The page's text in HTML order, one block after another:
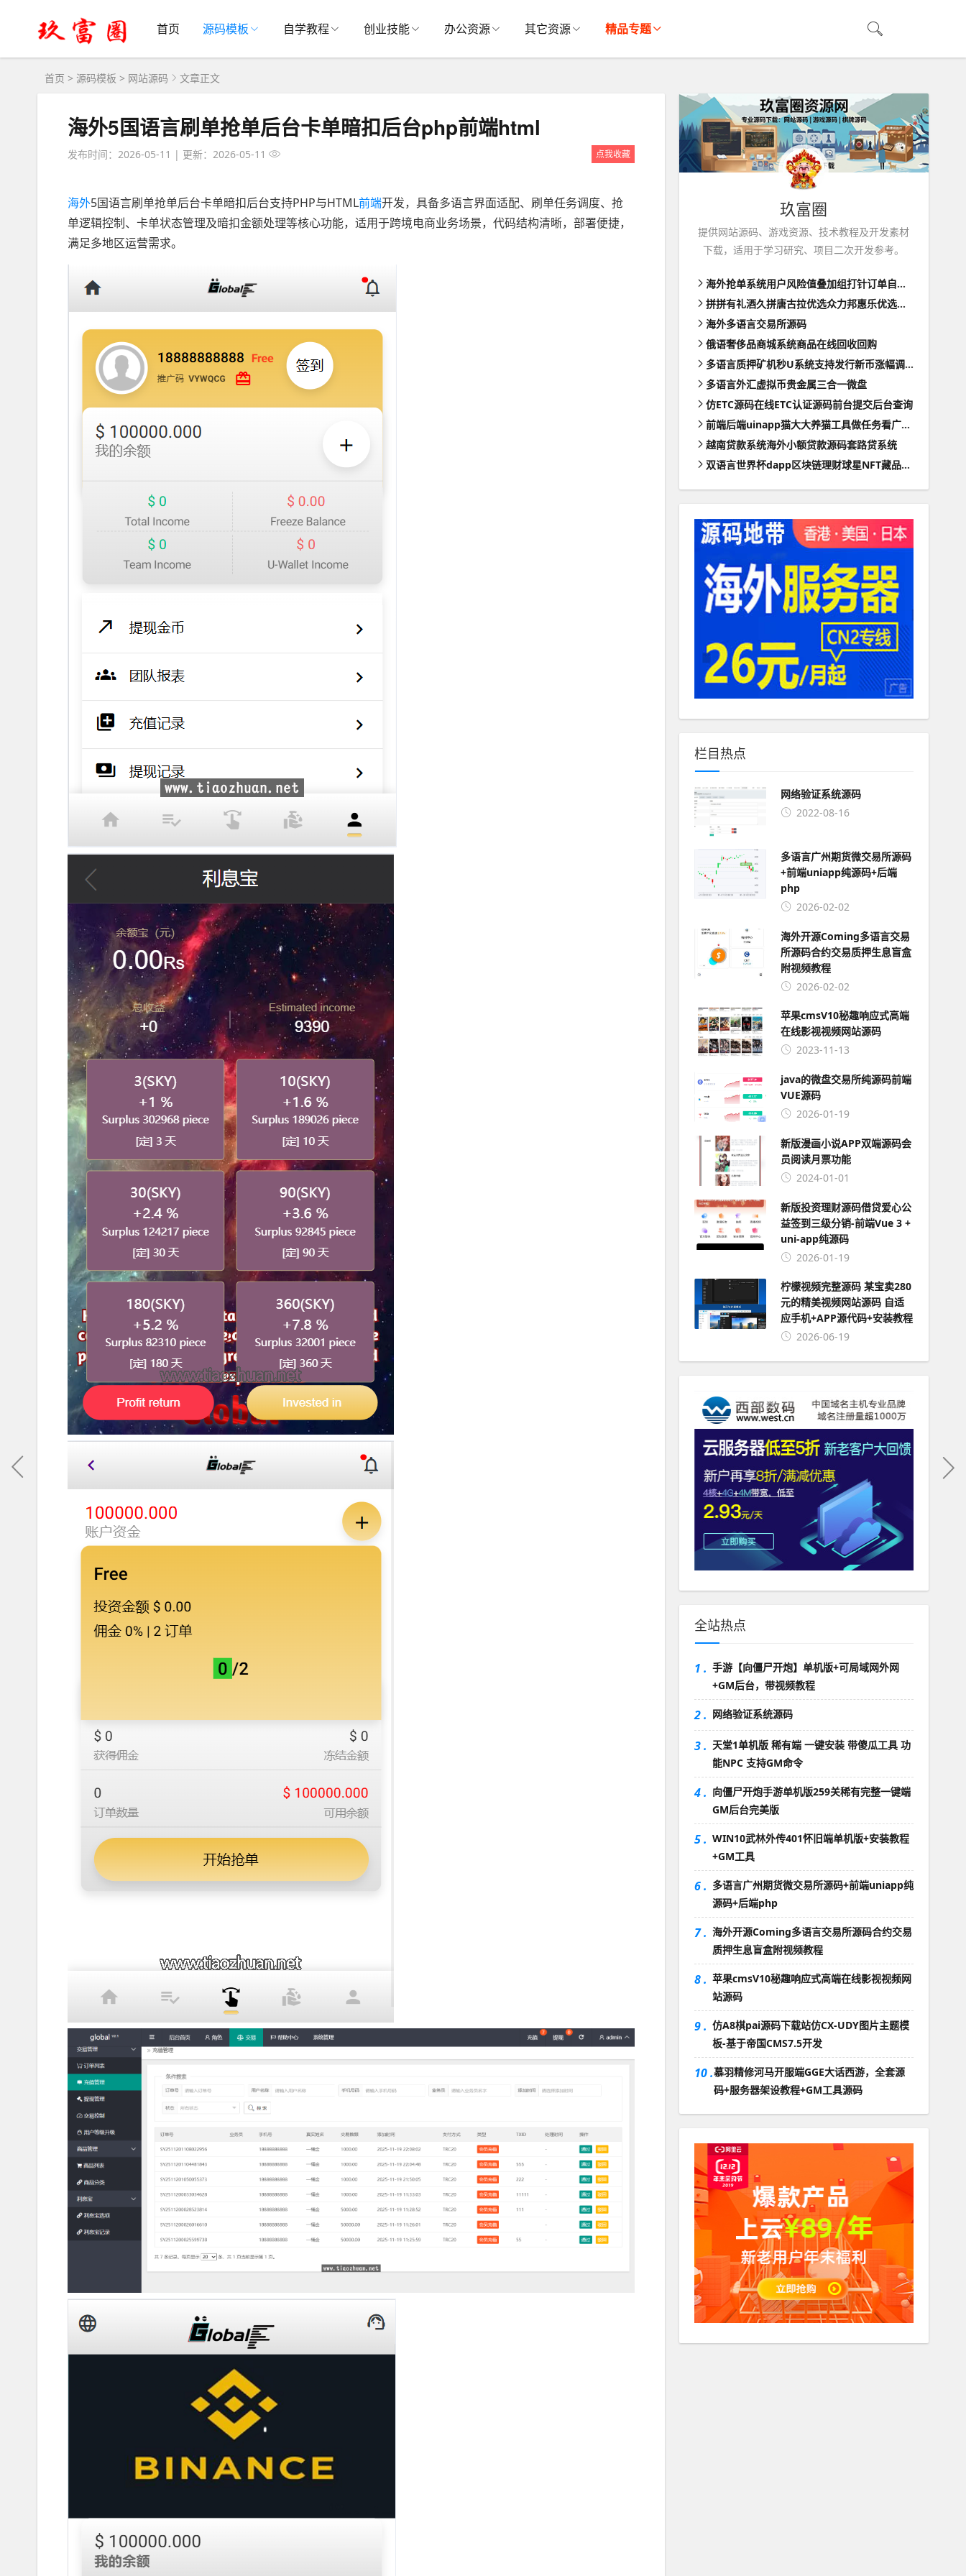
首页 源码模板 自学教程 创业技能 办公资源 其它资源 精品专题
首页 > 源码模板 > 网站源码 文章正文
海外5国语言刷单抢单后台卡单暗扣后台php前端html
发布时间：2026-05-11 | 更新：2026-05-11 点我收藏
海外5国语言刷单抢单后台卡单暗扣后台支持PHP与HTML前端开发，具备多语言界面适配、刷单任务调度、抢
单逻辑控制、卡单状态管理及暗扣金额处理等核心功能，适用于跨境电商业务场景，代码结构清晰，部署便捷，
满足多地区运营需求。
玖富圈
提供网站源码、游戏资源、技术教程及开发素材
下载，适用于学习研究、项目二次开发参考。
海外抢单系统用户风险值叠加组打针订单自动匹配系统
拼拼有礼酒久拼唐古拉优选众力邦惠乐优选养猪拼购拼团返利系统
海外多语言交易所源码
俄语奢侈品商城系统商品在线回收回购
多语言质押矿机秒U系统支持发行新币涨幅调控+代理后台
多语言外汇虚拟币贵金属三合一微盘
仿ETC源码在线ETC认证源码前台提交后台查询
前端后端uinapp猫大大养猫工具做任务看广告邀好友即可获得收益猫力合成游戏
越南贷款系统海外小额贷款源码套路贷系统
双语言世界杯dapp区块链理财球星NFT藏品投资带uinapp源码
栏目热点
网络验证系统源码
2022-08-16
多语言广州期货微交易所源码
+前端uniapp纯源码+后端
php
2026-02-02
海外开源Coming多语言交易
所源码合约交易质押生息盲盒
附视频教程
2026-02-02
苹果cmsV10秘趣响应式高端
在线影视视频网站源码
2023-11-13
java的微盘交易所纯源码前端
VUE源码
2026-01-19
新版漫画小说APP双端源码会
员阅读月票功能
2024-01-01
新版投资理财源码借贷爱心公
益签到三级分销-前端Vue 3 +
uni-app纯源码
2026-01-19
柠檬视频完整源码 某宝卖280
元的精美视频网站源码 自适
应手机+APP源代码+安装教程
2026-06-19
全站热点
1 . 手游【向僵尸开炮】单机版+可局域网外网
+GM后台，带视频教程
2 . 网络验证系统源码
3 . 天堂1单机版 稀有端 一键安装 带傻瓜工具 功
能NPC 支持GM命令
4 . 向僵尸开炮手游单机版259关稀有完整一键端
GM后台完美版
5 . WIN10武林外传401怀旧端单机版+安装教程
+GM工具
6 . 多语言广州期货微交易所源码+前端uniapp纯
源码+后端php
7 . 海外开源Coming多语言交易所源码合约交易
质押生息盲盒附视频教程
8 . 苹果cmsV10秘趣响应式高端在线影视视频网
站源码
9 . 仿A8棋pai源码下载站仿CX-UDY图片主题模
板-基于帝国CMS7.5开发
10 .慕羽精修河马开服端GGE大话西游，全套源
码+服务器架设教程+GM工具源码